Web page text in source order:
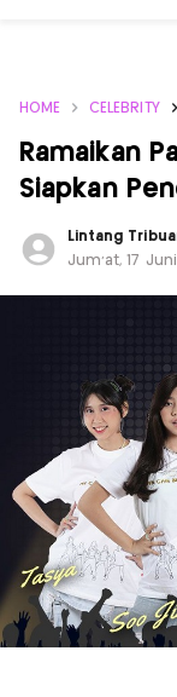
HOME CELEBRITY
Ramaikan
Siapkan
Lintang
Jum'at, 17 Juni